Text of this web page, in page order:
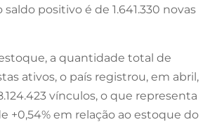
saldo positivo é de 1.641.330 novas
a quantidade total de
ativos, o país registrou, em abril,
vínculos, o que representa
+0,54% em relação ao estoque do